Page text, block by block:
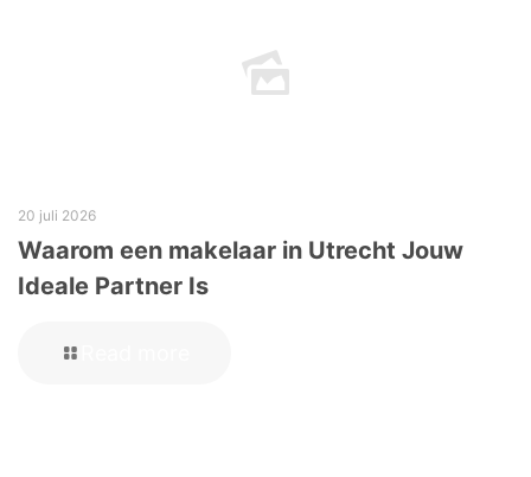
20 juli 2026
Waarom een makelaar in Utrecht Jouw
Ideale Partner Is